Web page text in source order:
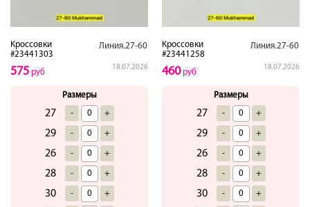
Кроссовки
#23441303
Линия.27-60
18.07.2026
575 руб
Размеры
27 - +
29 - +
26 - +
28 - +
30 - +
Кроссовки
#23441258
Линия.27-60
18.07.2026
460руб
Размеры
27 - +
29 - +
26 - +
28 - +
30 - +